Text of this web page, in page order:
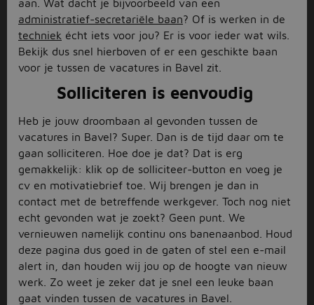
aan. Wat dacht je bijvoorbeeld van een
administratief-secretariële baan? Of is werken in de
techniek écht iets voor jou? Er is voor ieder wat wils.
Bekijk dus snel hierboven of er een geschikte baan
voor je tussen de vacatures in Bavel zit.
Solliciteren is eenvoudig
Heb je jouw droombaan al gevonden tussen de
vacatures in Bavel? Super. Dan is de tijd daar om te
gaan solliciteren. Hoe doe je dat? Dat is erg
gemakkelijk: klik op de solliciteer-button en voeg je
cv en motivatiebrief toe. Wij brengen je dan in
contact met de betreffende werkgever. Toch nog niet
echt gevonden wat je zoekt? Geen punt. We
vernieuwen namelijk continu ons banenaanbod. Houd
deze pagina dus goed in de gaten of stel een e-mail
alert in, dan houden wij jou op de hoogte van nieuw
werk. Zo weet je zeker dat je snel een leuke baan
gaat vinden tussen de vacatures in Bavel.